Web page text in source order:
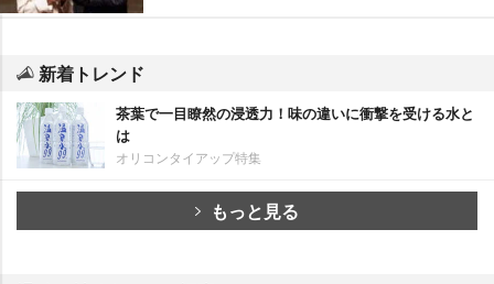
新着トレンド
茶葉で一目瞭然の浸透力！味の違いに衝撃を受ける水と
は
オリコンタイアップ特集
もっと見る